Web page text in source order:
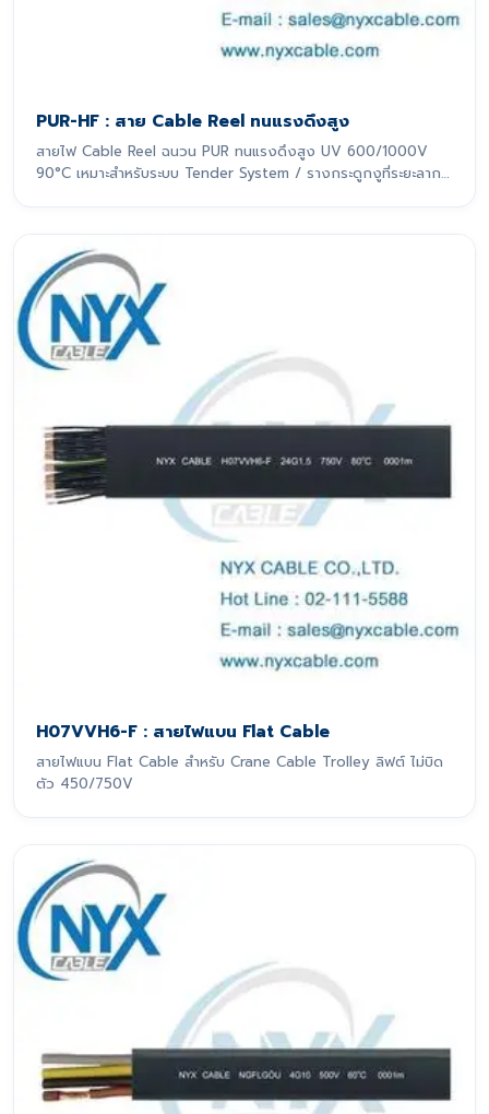
PUR-HF : สาย Cable Reel ทนแรงดึงสูง
สายไฟ Cable Reel ฉนวน PUR ทนแรงดึงสูง UV 600/1000V
90°C เหมาะสำหรับระบบ Tender System / รางกระดูกงูที่ระยะลาก
H07VVH6-F : สายไฟแบน Flat Cable
สายไฟแบน Flat Cable สำหรับ Crane Cable Trolley ลิฟต์ ไม่บิด
ตัว 450/750V